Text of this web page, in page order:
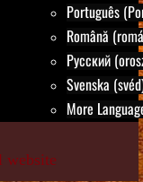
Português
Română
Русский
Svenska
More